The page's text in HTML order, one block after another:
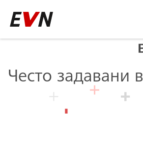
page
Често задавани